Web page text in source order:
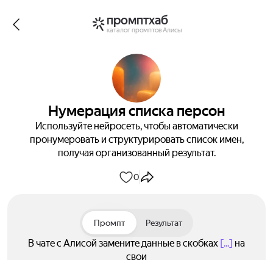
промптхаб
каталог промптов Алисы
Нумерация списка персон
Используйте нейросеть, чтобы автоматически
пронумеровать и структурировать список имен,
получая организованный результат.
0
Промпт Результат
В чате с Алисой замените данные в скобках [...] на
свои